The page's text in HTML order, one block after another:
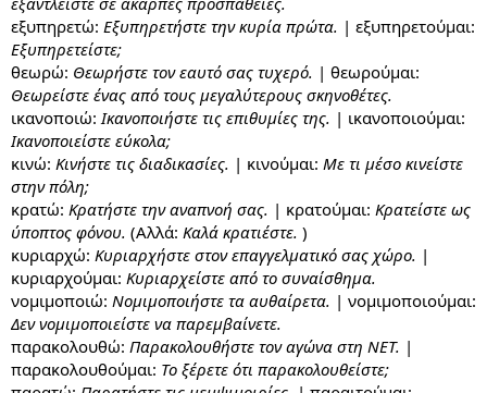
εξυπηρετώ: Εξυπηρετήστε την κυρία πρώτα. | εξυπηρετούμαι:
Εξυπηρετείστε;
θεωρώ: Θεωρήστε τον εαυτό σας τυχερό. | θεωρούμαι:
Θεωρείστε ένας από τους μεγαλύτερους σκηνοθέτες.
ικανοποιώ: Ικανοποιήστε τις επιθυμίες της. | ικανοποιούμαι:
Ικανοποιείστε εύκολα;
κινώ: Κινήστε τις διαδικασίες. | κινούμαι: Με τι μέσο κινείστε
στην πόλη;
κρατώ: Κρατήστε την αναπνοή σας. | κρατούμαι: Κρατείστε ως
ύποπτος φόνου. (Αλλά: Καλά κρατιέστε. )
κυριαρχώ: Κυριαρχήστε στον επαγγελματικό σας χώρο. |
κυριαρχούμαι: Κυριαρχείστε από το συναίσθημα.
νομιμοποιώ: Νομιμοποιήστε τα αυθαίρετα. | νομιμοποιούμαι:
Δεν νομιμοποιείστε να παρεμβαίνετε.
παρακολουθώ: Παρακολουθήστε τον αγώνα στη ΝΕΤ. |
παρακολουθούμαι: Το ξέρετε ότι παρακολουθείστε;